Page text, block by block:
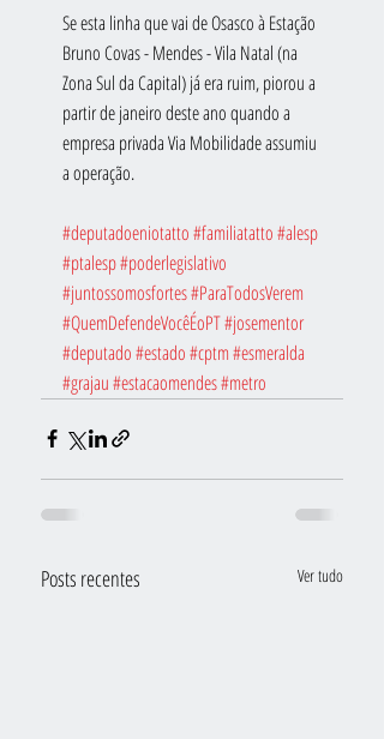
Se esta linha que vai de Osasco à Estação
Bruno Covas - Mendes - Vila Natal (na
Zona Sul da Capital) já era ruim, piorou a
partir de janeiro deste ano quando a
empresa privada Via Mobilidade assumiu
a operação.
#deputadoeniotatto#familiatatto#alesp
#ptalesp#poderlegislativo
#juntossomosfortes#ParaTodosVerem
#QuemDefendeVocêÉoPT#josementor
#deputado#estado#cptm#esmeralda
#grajau#estacaomendes#metro
Posts recentes Ver tudo